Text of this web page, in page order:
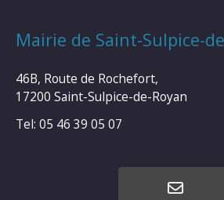
Mairie de Saint-Sulpice-
46B, Route de Rochefort,
17200 Saint-Sulpice-de-Royan
Tel: 05 46 39 05 07